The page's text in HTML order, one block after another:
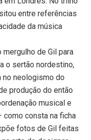
entre referências
da música
de Gil para
o sertão nordestino,
no neologismo do
produção do então
musical e
como consta na ficha
fotos de Gil feitas